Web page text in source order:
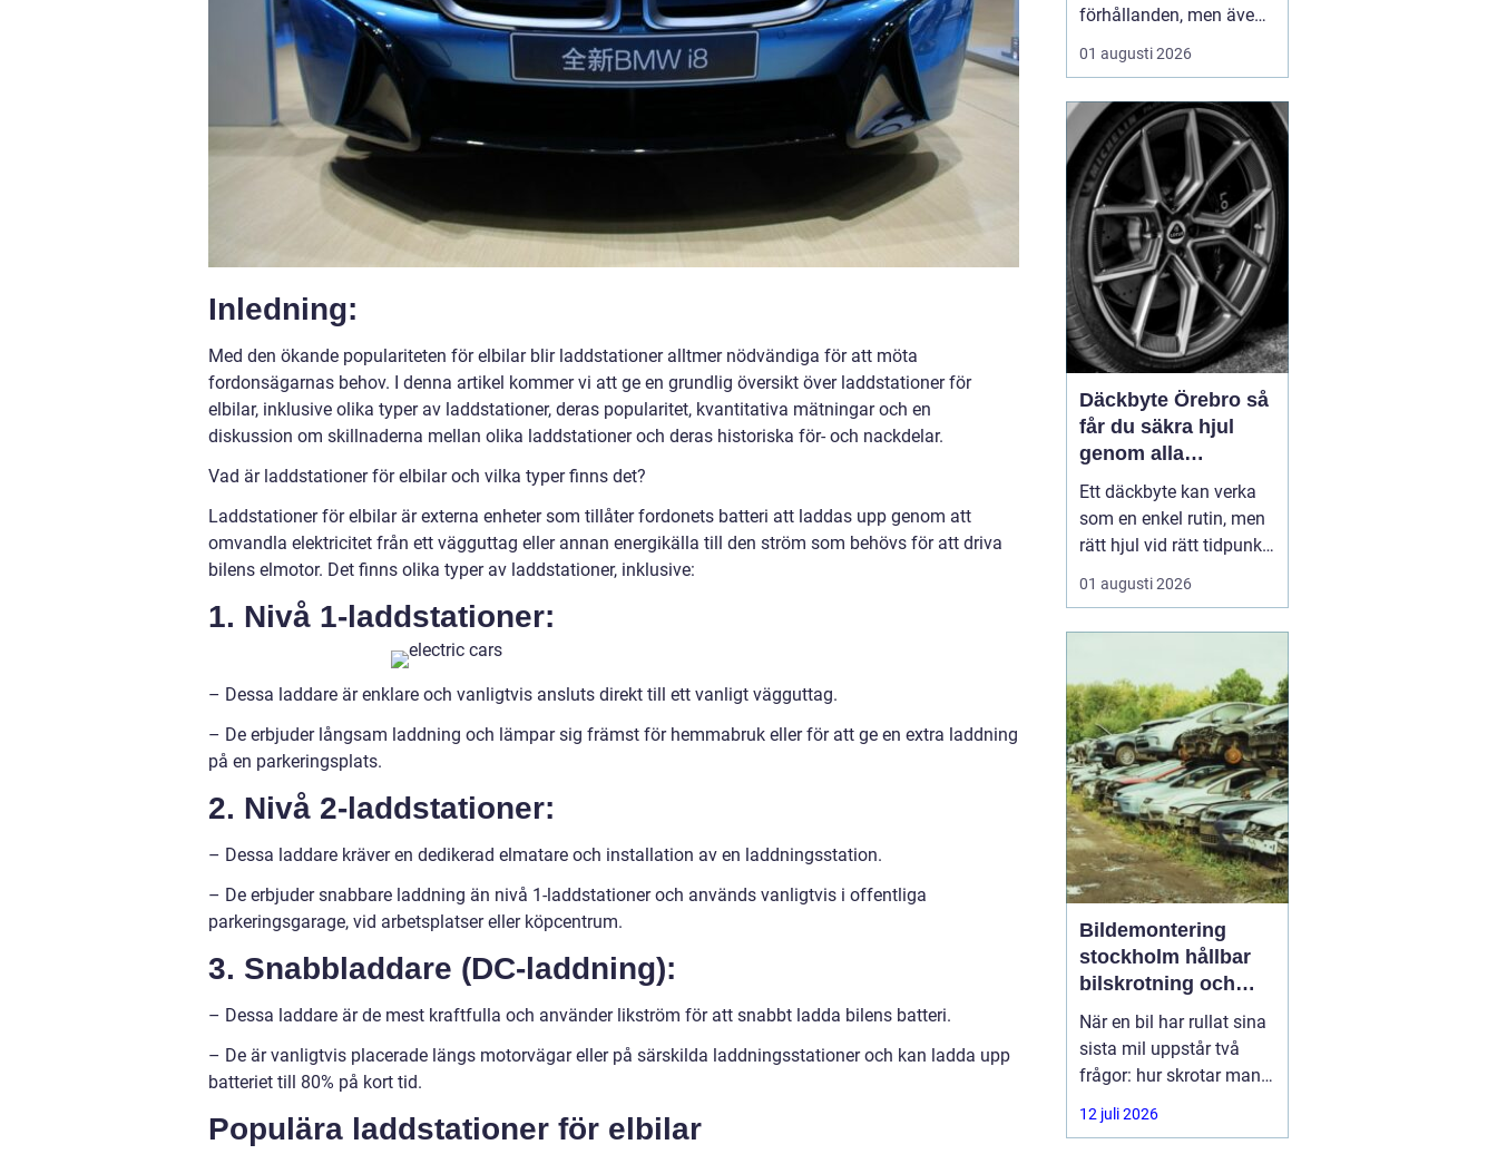
Inledning:
Med den ökande populariteten för elbilar blir laddstationer alltmer nödvändiga för att möta
fordonsägarnas behov. I denna artikel kommer vi att ge en grundlig översikt över laddstationer för
elbilar, inklusive olika typer av laddstationer, deras popularitet, kvantitativa mätningar och en
diskussion om skillnaderna mellan olika laddstationer och deras historiska för- och nackdelar.
Vad är laddstationer för elbilar och vilka typer finns det?
Laddstationer för elbilar är externa enheter som tillåter fordonets batteri att laddas upp genom att
omvandla elektricitet från ett vägguttag eller annan energikälla till den ström som behövs för att driva
bilens elmotor. Det finns olika typer av laddstationer, inklusive:
1. Nivå 1-laddstationer:
– Dessa laddare är enklare och vanligtvis ansluts direkt till ett vanligt vägguttag.
– De erbjuder långsam laddning och lämpar sig främst för hemmabruk eller för att ge en extra laddning
på en parkeringsplats.
2. Nivå 2-laddstationer:
– Dessa laddare kräver en dedikerad elmatare och installation av en laddningsstation.
– De erbjuder snabbare laddning än nivå 1-laddstationer och används vanligtvis i offentliga
parkeringsgarage, vid arbetsplatser eller köpcentrum.
3. Snabbladdare (DC-laddning):
– Dessa laddare är de mest kraftfulla och använder likström för att snabbt ladda bilens batteri.
– De är vanligtvis placerade längs motorvägar eller på särskilda laddningsstationer och kan ladda upp
batteriet till 80% på kort tid.
Populära laddstationer för elbilar
förhållanden, men även
den mest robusta bil
slits med tiden. När
drivlina börjar ge sig
avgör valet av delar hur
bilen kommer att fu...
01 augusti 2026
Däckbyte Örebro så
får du säkra hjul
genom alla
säsonger
Ett däckbyte kan verka
som en enkel rutin, men
rätt hjul vid rätt tidpunkt
är avgörande för både
säkerhet, komfort och
snabbt och somrarna
bjuda på både regn och
hetta, behöver bilägare
ha koll på lagar, vä...
01 augusti 2026
Bildemontering
stockholm hållbar
bilskrotning och
smart reservdelsjakt
När en bil har rullat sina
sista mil uppstår två
frågor: hur skrotar man
den på ett korrekt sätt,
och hur tar man tillvara
12 juli 2026